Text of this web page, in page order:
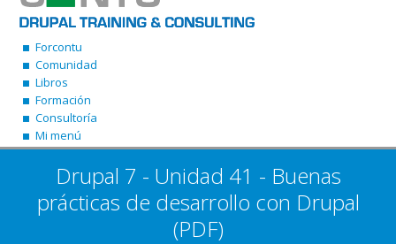
Forcontu
Comunidad
Libros
Formación
Consultoría
Mi menú
Drupal 7 - Unidad 41 - Buenas
prácticas de desarrollo con Drupal
(PDF)